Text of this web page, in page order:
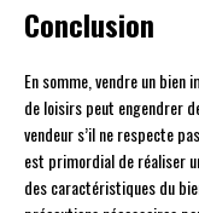
Conclusion
En somme, vendre un
de loisirs peut engendrer
vendeur s’il ne respecte
est primordial de réaliser
des caractéristiques du